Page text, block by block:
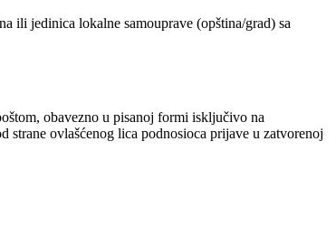
ili jedinica lokalne samouprave (opština/grad) sa
obavezno u pisanoj formi isključivo na
strane ovlašćenog lica podnosioca prijave u zatvorenoj